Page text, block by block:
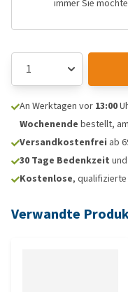
immer Sie
An Werktagen vor 13:00
Wochenende bestellt, am
Versandkostenfrei ab
30 Tage Bedenkzeit und
Kostenlose,
Verwandte